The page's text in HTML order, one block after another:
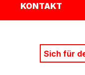
KONTAKT
Sich für